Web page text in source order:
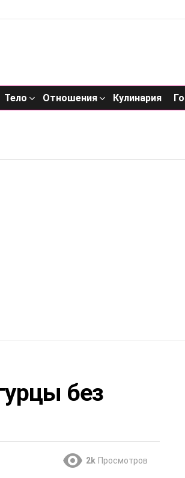
Тело Отношения Кулинария
без
2k Просмотров